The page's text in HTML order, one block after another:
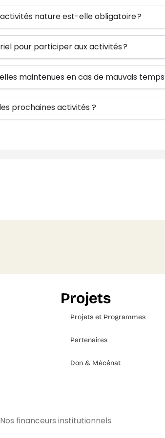
activités nature est-elle obligatoire ?
pour participer aux activités ?
maintenues en cas de mauvais temps
prochaines activités ?
Projets
Projets et Programmes
Partenaires
Don & Mécénat
Nos financeurs institutionnels